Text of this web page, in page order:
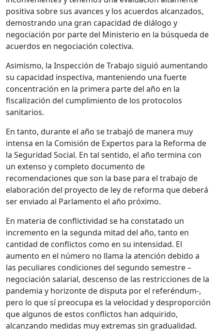
positiva sobre sus avances y los acuerdos alcanzados,
demostrando una gran capacidad de diálogo y
negociación por parte del Ministerio en la búsqueda de
acuerdos en negociación colectiva.
Asimismo, la Inspección de Trabajo siguió aumentando
su capacidad inspectiva, manteniendo una fuerte
concentración en la primera parte del año en la
fiscalización del cumplimiento de los protocolos
sanitarios.
En tanto, durante el año se trabajó de manera muy
intensa en la Comisión de Expertos para la Reforma de
la Seguridad Social. En tal sentido, el año termina con
un extenso y completo documento de
recomendaciones que son la base para el trabajo de
elaboración del proyecto de ley de reforma que deberá
ser enviado al Parlamento el año próximo.
En materia de conflictividad se ha constatado un
incremento en la segunda mitad del año, tanto en
cantidad de conflictos como en su intensidad. El
aumento en el número no llama la atención debido a
las peculiares condiciones del segundo semestre –
negociación salarial, descenso de las restricciones de la
pandemia y horizonte de disputa por el referéndum-,
pero lo que sí preocupa es la velocidad y desproporción
que algunos de estos conflictos han adquirido,
alcanzando medidas muy extremas sin gradualidad.